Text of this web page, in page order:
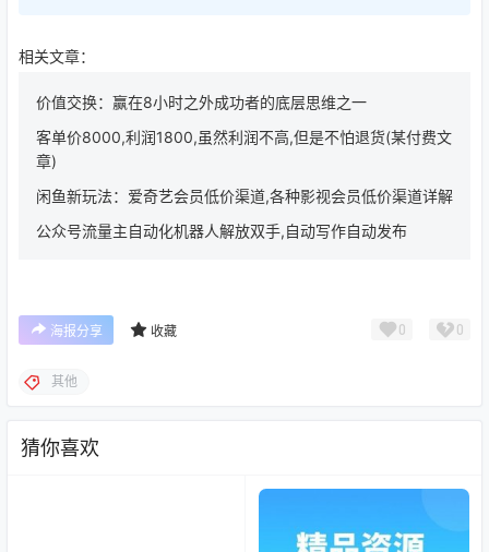
相关文章：
价值交换：赢在8小时之外成功者的底层思维之一
客单价8000,利润1800,虽然利润不高,但是不怕退货(某付费文
章)
闲鱼新玩法：爱奇艺会员低价渠道,各种影视会员低价渠道详解
公众号流量主自动化机器人解放双手,自动写作自动发布
海报分享 收藏 0 0
其他
猜你喜欢